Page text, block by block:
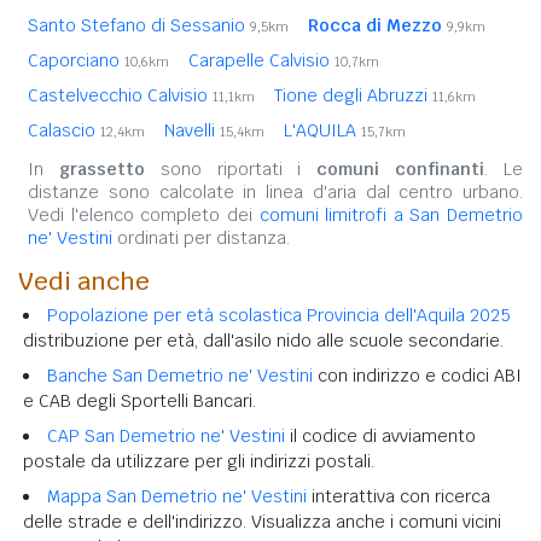
Santo Stefano di Sessanio 9,5km Rocca di Mezzo 9,9km
Caporciano 10,6km Carapelle Calvisio 10,7km
Castelvecchio Calvisio 11,1km Tione degli Abruzzi 11,6km
Calascio 12,4km Navelli 15,4km L'AQUILA 15,7km
In grassetto sono riportati i comuni confinanti. Le
distanze sono calcolate in linea d'aria dal centro urbano.
Vedi l'elenco completo dei comuni limitrofi a San Demetrio
ne' Vestini ordinati per distanza.
Vedi anche
Popolazione per età scolastica Provincia dell'Aquila 2025
distribuzione per età, dall'asilo nido alle scuole secondarie.
Banche San Demetrio ne' Vestini con indirizzo e codici ABI
e CAB degli Sportelli Bancari.
CAP San Demetrio ne' Vestini il codice di avviamento
postale da utilizzare per gli indirizzi postali.
Mappa San Demetrio ne' Vestini interattiva con ricerca
delle strade e dell'indirizzo. Visualizza anche i comuni vicini